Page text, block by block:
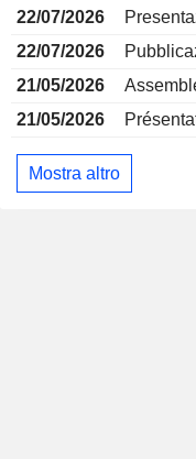
22/07/2026
22/07/2026
21/05/2026
21/05/2026
Mostra altro